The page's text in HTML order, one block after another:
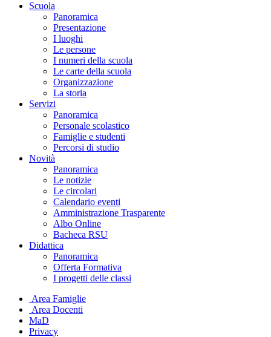
Scuola
Panoramica
Presentazione
I luoghi
Le persone
I numeri della scuola
Le carte della scuola
Organizzazione
La storia
Servizi
Panoramica
Personale scolastico
Famiglie e studenti
Percorsi di studio
Novità
Panoramica
Le notizie
Le circolari
Calendario eventi
Amministrazione Trasparente
Albo Online
Bacheca RSU
Didattica
Panoramica
Offerta Formativa
I progetti delle classi
Area Famiglie
Area Docenti
MaD
Privacy